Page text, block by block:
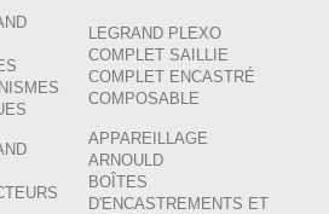
LEGRAND PLEXO
COMPLET SAILLIE
COMPLET ENCASTRÉ
COMPOSABLE
APPAREILLAGE
ARNOULD
BOÎTES
D'ENCASTREMENTS ET